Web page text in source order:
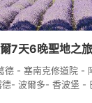
7天6晚聖地之旅
德 - 塞南克修道院 -
- 波爾多- 香波堡 -